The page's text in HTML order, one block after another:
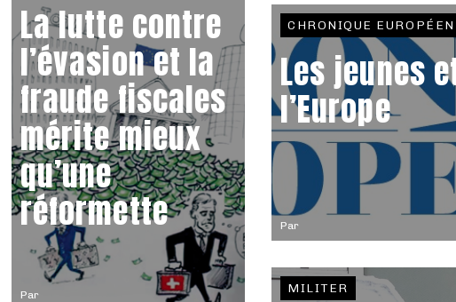
Par
La lutte contre
l’évasion et la
fraude fiscales
mérite mieux
qu’une
réformette Par
CHRONIQUE
Les jeunes
l’Europe
MILITER